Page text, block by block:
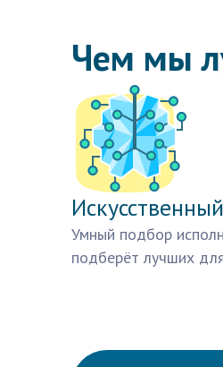
Чем мы
Умный подбор
подберёт лучших